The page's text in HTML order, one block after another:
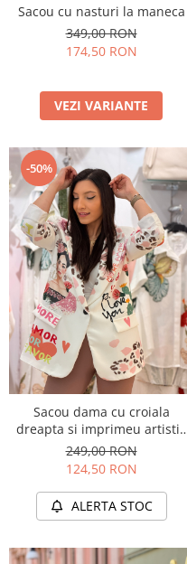
Sacou cu nasturi la maneca
349,00 RON
174,50 RON
VEZI VARIANTE
-50%
Sacou dama cu croiala
dreapta si imprimeu artistic
cu portret
249,00 RON
124,50 RON
ALERTA STOC